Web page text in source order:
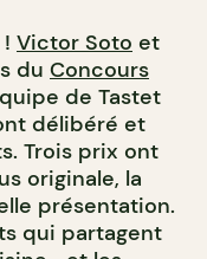
Victor Soto et
du Concours
de Tastet
délibéré et
Trois prix ont
originale, la
présentation.
qui partagent